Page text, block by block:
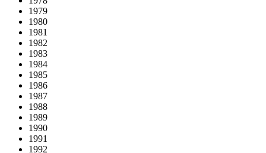
1979
1980
1981
1982
1983
1984
1985
1986
1987
1988
1989
1990
1991
1992